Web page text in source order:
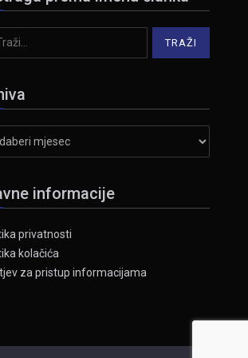
informacije
privatnosti
kolačića
za pristup informacijama